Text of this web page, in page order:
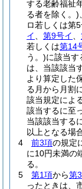
する老齢福祉
る者を除く。)
ロ若しくは第
イ
第9号イ
若しくは第14
う。)に該当す
は、当該該当
より算定した
る月から月割
該当規定によ
該当するに至
当該該当する
以上となる場
4
前3項の規定
に10円未満の
る。
5
第1項から第
ったときは、